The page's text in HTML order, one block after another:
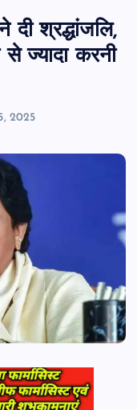
दी श्रद्धांजलि,
ज्यादा करनी
2025